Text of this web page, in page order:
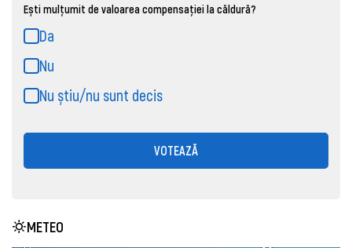
Ești mulțumit de valoarea compensației la căldură?
Da
Nu
Nu știu/nu sunt decis
VOTEAZĂ
METEO